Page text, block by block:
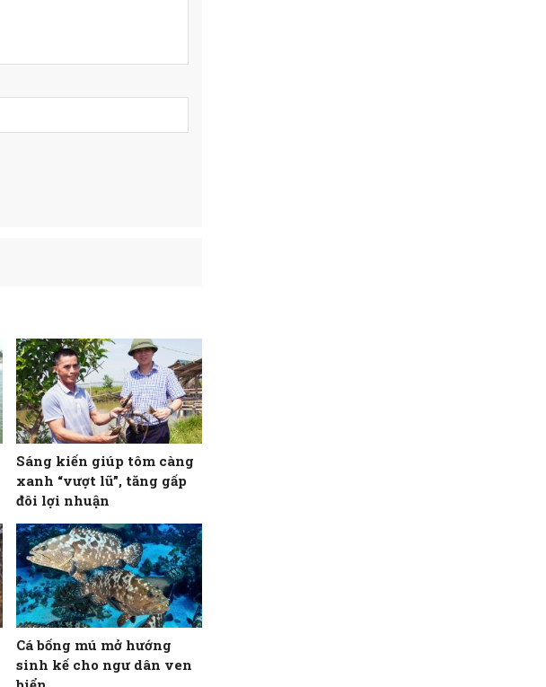
Sáng kiến giúp tôm càng
xanh “vượt lũ”, tăng gấp
đôi lợi nhuận
Cá bống mú mở hướng
sinh kế cho ngư dân ven